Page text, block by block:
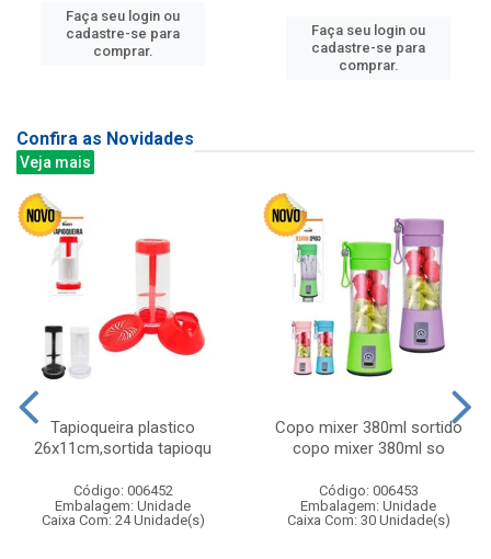
Faça seu login ou
cadastre-se para
comprar.
Faça seu login ou
cadastre-se para
comprar.
Confira as Novidades
Veja mais
Tapioqueira plastico
26x11cm,sortida tapioqu
Código: 006452
Embalagem: Unidade
Caixa Com: 24 Unidade(s)
Copo mixer 380ml sortido
copo mixer 380ml so
Código: 006453
Embalagem: Unidade
Caixa Com: 30 Unidade(s)